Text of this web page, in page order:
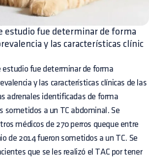
estudio fue determinar de forma
y las características clínic
estudio fue determinar de forma
y las características clínicas de las
adrenales identificadas de forma
sometidos a un TC abdominal. Se
médicos de 270 perros queque entre
de 2014 fueron sometidos a un TC. Se
que se les realizó el TAC por tener